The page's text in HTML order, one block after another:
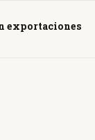
exportaciones